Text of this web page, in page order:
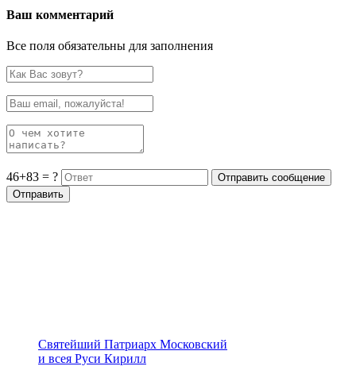
Ваш комментарий
Все поля обязательны для заполнения
46+83 = ?
Святейший Патриарх Московский
и всея Руси Кирилл